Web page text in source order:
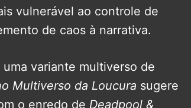
vulnerável ao controle de
de caos à narrativa.
variante multiverso de
Multiverso da Loucura sugere
o enredo de Deadpool &